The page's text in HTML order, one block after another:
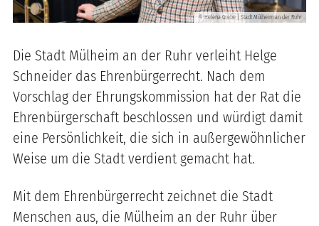
©Helena Grebe | Stadt Mülheim an der Ruhr
Die Stadt Mülheim an der Ruhr verleiht Helge
Schneider das Ehrenbürgerrecht. Nach dem
Vorschlag der Ehrungskommission hat der Rat die
Ehrenbürgerschaft beschlossen und würdigt damit
eine Persönlichkeit, die sich in außergewöhnlicher
Weise um die Stadt verdient gemacht hat.
Mit dem Ehrenbürgerrecht zeichnet die Stadt
Menschen aus, die Mülheim an der Ruhr über